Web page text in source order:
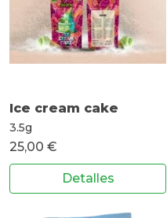
Ice cream cake
3.5g
25,00 €
Detalles